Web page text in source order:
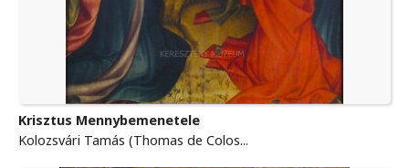
Krisztus Mennybemenetele
Kolozsvári Tamás (Thomas de Colos...